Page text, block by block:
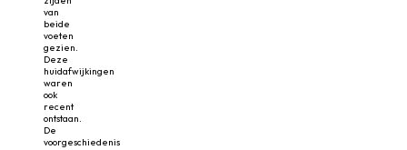
van
beide
voeten
gezien.
Deze
huidafwijkingen
waren
ook
recent
ontstaan.
De
voorgeschiedenis